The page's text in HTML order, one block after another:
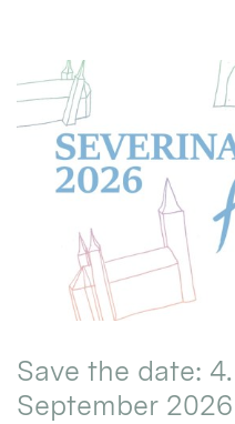
Save the date:
September 2026